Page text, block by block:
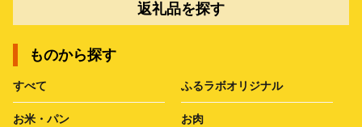
返礼品を探す
ものから探す
すべて ふるラボオリジナル
お米・パン お肉